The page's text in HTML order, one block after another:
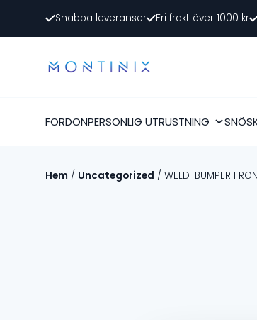
Snabba leveranser Fri frakt över 1000 kr
FORDONPERSONLIG UTRUSTNING
Hem / Uncategorized / WELD-BUMPER